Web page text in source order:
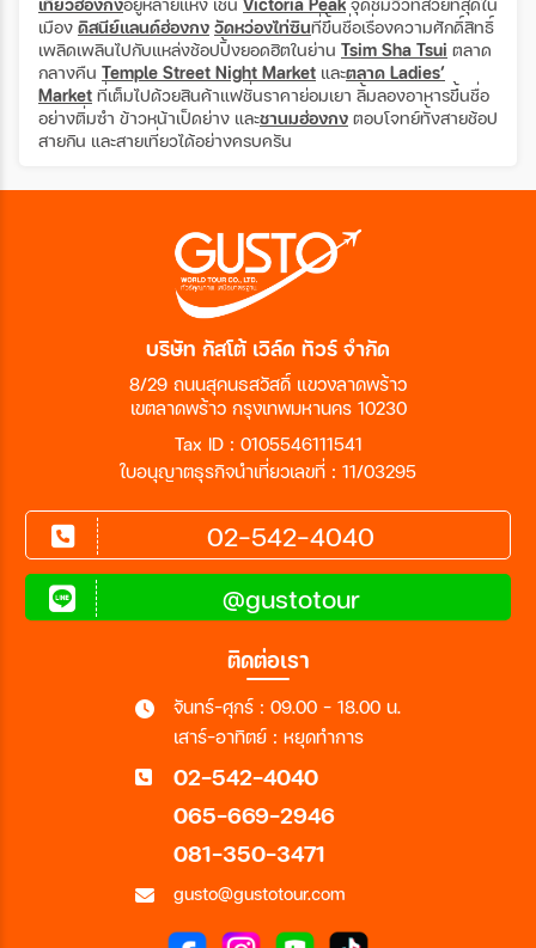
เมือง ดิสนีย์แลนด์ฮ่องกง วัดหว่องไท่ซินที่ขึ้นชื่อเรื่องความศักดิ์สิทธิ์
เพลิดเพลินไปกับแหล่งช้อปปิ้งยอดฮิตในย่าน Tsim Sha Tsui ตลาด
กลางคืน Temple Street Night Market และตลาด Ladies’
Market ที่เต็มไปด้วยสินค้าแฟชั่นราคาย่อมเยา ลิ้มลองอาหารขึ้นชื่อ
อย่างติ่มซำ ข้าวหน้าเป็ดย่าง และชานมฮ่องกง ตอบโจทย์ทั้งสายช้อป
สายกิน และสายเที่ยวได้อย่างครบครัน
บริษัท กัสโต้ เวิล์ด ทัวร์ จำกัด
8/29 ถนนสุคนธสวัสดิ์ แขวงลาดพร้าว
เขตลาดพร้าว กรุงเทพมหานคร 10230
Tax ID : 0105546111541
ใบอนุญาตธุรกิจนำเที่ยวเลขที่ : 11/03295
02-542-4040
@gustotour
ติดต่อเรา
จันทร์-ศุกร์ : 09.00 - 18.00 น.
เสาร์-อาทิตย์ : หยุดทำการ
02-542-4040
065-669-2946
081-350-3471
gusto@gustotour.com